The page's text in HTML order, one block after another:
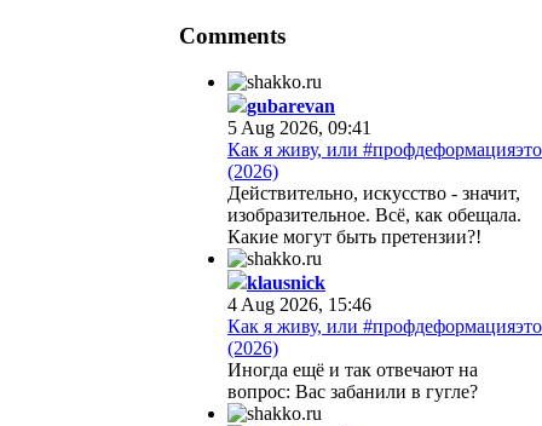
Comments
gubarevan
5 Aug 2026, 09:41
Как я живу, или #профдеформацияэто
(2026)
Действительно, искусство - значит,
изобразительное. Всё, как обещала.
Какие могут быть претензии?!
klausnick
4 Aug 2026, 15:46
Как я живу, или #профдеформацияэто
(2026)
Иногда ещё и так отвечают на
вопрос: Вас забанили в гугле?